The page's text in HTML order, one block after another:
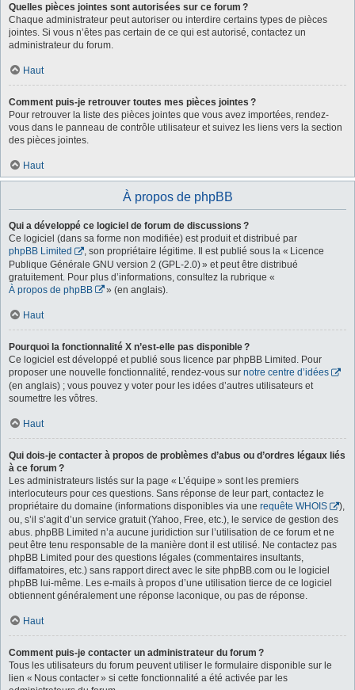
Quelles pièces jointes sont autorisées sur ce forum ?
Chaque administrateur peut autoriser ou interdire certains types de pièces
jointes. Si vous n’êtes pas certain de ce qui est autorisé, contactez un
administrateur du forum.
Haut
Comment puis-je retrouver toutes mes pièces jointes ?
Pour retrouver la liste des pièces jointes que vous avez importées, rendez-
vous dans le panneau de contrôle utilisateur et suivez les liens vers la section
des pièces jointes.
Haut
À propos de phpBB
Qui a développé ce logiciel de forum de discussions ?
Ce logiciel (dans sa forme non modifiée) est produit et distribué par
phpBB Limited
, son propriétaire légitime. Il est publié sous la « Licence
Publique Générale GNU version 2 (GPL-2.0) » et peut être distribué
gratuitement. Pour plus d’informations, consultez la rubrique «
À propos de phpBB
» (en anglais).
Haut
Pourquoi la fonctionnalité X n’est-elle pas disponible ?
Ce logiciel est développé et publié sous licence par phpBB Limited. Pour
proposer une nouvelle fonctionnalité, rendez-vous sur notre centre d’idées
(en anglais) ; vous pouvez y voter pour les idées d’autres utilisateurs et
soumettre les vôtres.
Haut
Qui dois-je contacter à propos de problèmes d’abus ou d’ordres légaux liés
à ce forum ?
Les administrateurs listés sur la page « L’équipe » sont les premiers
interlocuteurs pour ces questions. Sans réponse de leur part, contactez le
propriétaire du domaine (informations disponibles via une requête WHOIS
),
ou, s’il s’agit d’un service gratuit (Yahoo, Free, etc.), le service de gestion des
abus. phpBB Limited n’a aucune juridiction sur l’utilisation de ce forum et ne
peut être tenu responsable de la manière dont il est utilisé. Ne contactez pas
phpBB Limited pour des questions légales (commentaires insultants,
diffamatoires, etc.) sans rapport direct avec le site phpBB.com ou le logiciel
phpBB lui-même. Les e-mails à propos d’une utilisation tierce de ce logiciel
obtiennent généralement une réponse laconique, ou pas de réponse.
Haut
Comment puis-je contacter un administrateur du forum ?
Tous les utilisateurs du forum peuvent utiliser le formulaire disponible sur le
lien « Nous contacter » si cette fonctionnalité a été activée par les